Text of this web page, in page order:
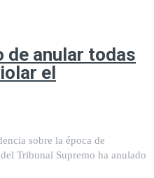
de anular todas
el
sobre la época de
Tribunal Supremo ha anulado